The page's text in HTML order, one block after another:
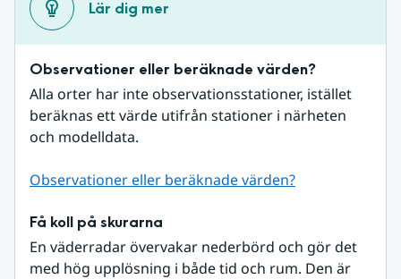
Lär dig mer
Observationer eller beräknade värden?
Alla orter har inte observationsstationer, istället
beräknas ett värde utifrån stationer i närheten
och modelldata.
Observationer eller beräknade värden?
Få koll på skurarna
En väderradar övervakar nederbörd och gör det
med hög upplösning i både tid och rum. Den är